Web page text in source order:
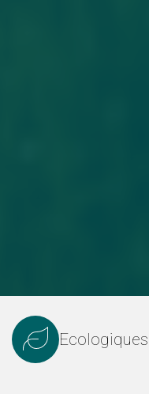
Ecologiques